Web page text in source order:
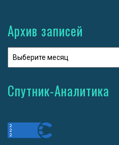
Архив записей
Спутник-Аналитика